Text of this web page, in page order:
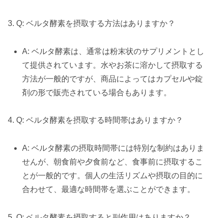
3. Q: ベルタ酵素を摂取する方法はありますか？
A: ベルタ酵素は、通常は粉末状のサプリメントとし
て提供されています。水やお茶に溶かして摂取する
方法が一般的ですが、商品によってはカプセルや錠
剤の形で販売されている場合もあります。
4. Q: ベルタ酵素を摂取する時間帯はありますか？
A: ベルタ酵素の摂取時間帯には特別な制約はありま
せんが、朝食前や夕食前など、食事前に摂取するこ
とが一般的です。個人の生活リズムや摂取の目的に
合わせて、最適な時間帯を選ぶことができます。